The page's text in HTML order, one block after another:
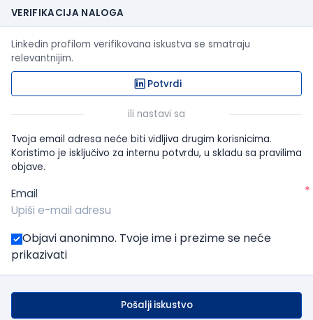
VERIFIKACIJA NALOGA
Linkedin profilom verifikovana iskustva se smatraju
relevantnijim.
Potvrdi
ili nastavi sa
Tvoja email adresa neće biti vidljiva drugim korisnicima.
Koristimo je isključivo za internu potvrdu, u skladu sa pravilima
objave.
Email *
Objavi anonimno. Tvoje ime i prezime se neće
prikazivati
Pošalji iskustvo